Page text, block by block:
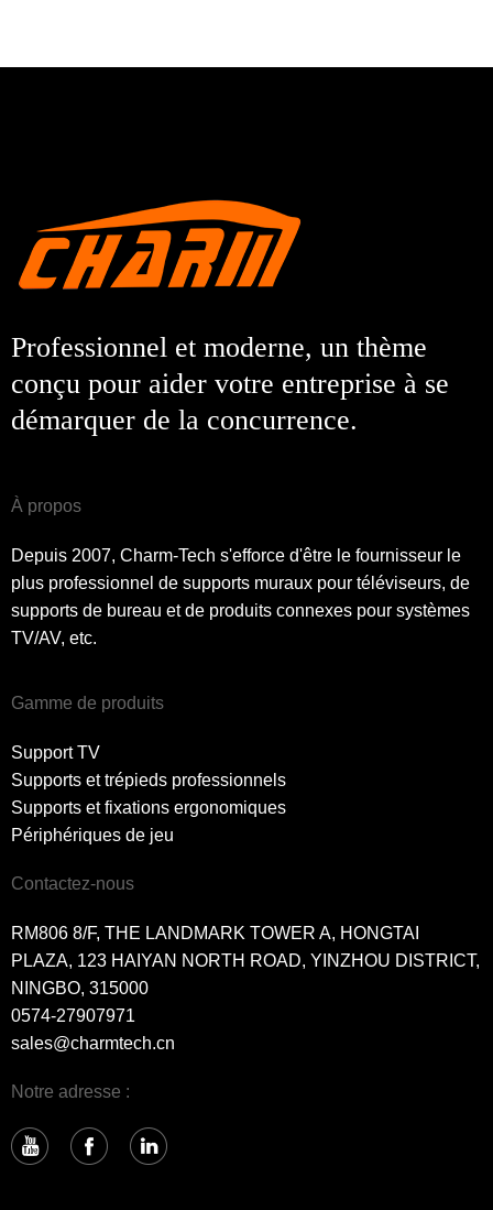
Professionnel et moderne, un thème
conçu pour aider votre entreprise à se
démarquer de la concurrence.
À propos
Depuis 2007, Charm-Tech s'efforce d'être le fournisseur le
plus professionnel de supports muraux pour téléviseurs, de
supports de bureau et de produits connexes pour systèmes
TV/AV, etc.
Gamme de produits
Support TV
Supports et trépieds professionnels
Supports et fixations ergonomiques
Périphériques de jeu
Contactez-nous
RM806 8/F, THE LANDMARK TOWER A, HONGTAI
PLAZA, 123 HAIYAN NORTH ROAD, YINZHOU DISTRICT,
NINGBO, 315000
0574-27907971
sales@charmtech.cn
Notre adresse :